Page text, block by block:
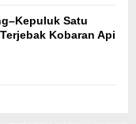
Satu
Kobaran Api